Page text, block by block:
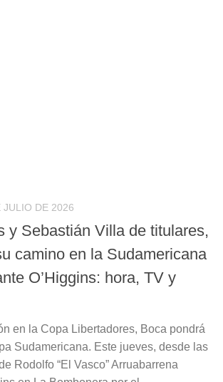
JULIO DE 2026
y Sebastián Villa de titulares,
camino en la Sudamericana
O’Higgins: hora, TV y
en la Copa Libertadores, Boca pondrá
Sudamericana. Este jueves, desde las
Rodolfo “El Vasco” Arruabarrena